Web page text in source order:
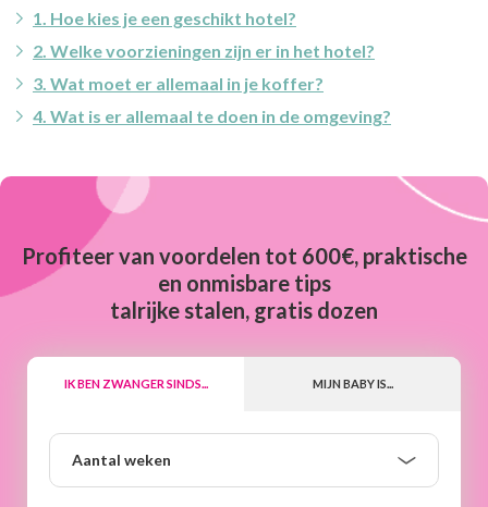
1. Hoe kies je een geschikt hotel?
2. Welke voorzieningen zijn er in het hotel?
3. Wat moet er allemaal in je koffer?
4. Wat is er allemaal te doen in de omgeving?
Profiteer van voordelen tot 600€, praktische
en onmisbare tips
talrijke stalen, gratis dozen
IK BEN ZWANGER SINDS... MIJN BABY IS...
Aantal weken